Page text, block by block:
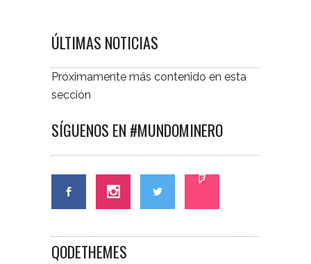
ÚLTIMAS NOTICIAS
Próximamente más contenido en esta
sección
SÍGUENOS EN #MUNDOMINERO
QODETHEMES